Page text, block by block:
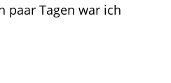
paar Tagen war ich